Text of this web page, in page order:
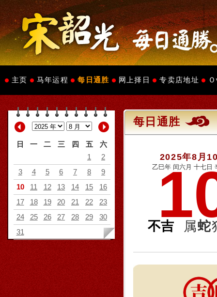
主页 马年运程 每日通胜 网上择日 专卖店地址
日 一 二 三 四 五
六
1
2
3
4 5 6 7 8
9
10
11 12 13 14 15
16
17
18 19 20 21 22
23
24
25 26 27 28 29
30
31
每日通胜
2025年8月
乙巳年 闰六月 十七日
不吉 属蛇